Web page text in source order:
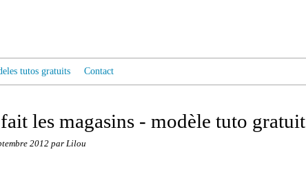
tutos gratuits Contact
les magasins - modèle tuto gratuit
2012 par Lilou